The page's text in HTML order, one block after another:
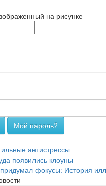
на рисунке
Мой пароль?
антистрессы
появились клоуны
фокусы: История